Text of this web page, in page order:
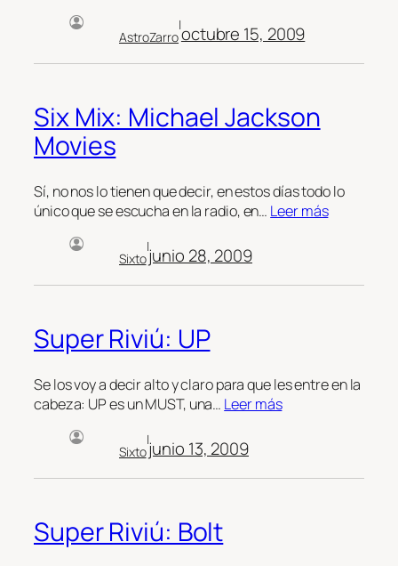
AstroZarro
|octubre 15, 2009
Six Mix: Michael Jackson
Movies
Sí, no nos lo tienen que decir, en estos días todo lo
único que se escucha en la radio, en… Leer más
Sixto
|junio 28, 2009
Super Riviú: UP
Se los voy a decir alto y claro para que les entre en la
cabeza: UP es un MUST, una… Leer más
Sixto
|junio 13, 2009
Super Riviú: Bolt